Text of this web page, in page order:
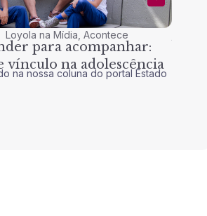
Loyola na Mídia ,Acontece
para acompanhar:
vínculo na adolescência
na nossa coluna do portal Estado